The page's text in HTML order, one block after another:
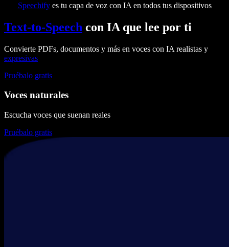
Speechifyes tu capa de voz con IA en todos tus dispositivos
Text-to-Speech con IA que lee por ti
Convierte PDFs, documentos y más en voces con IA realistas y
expresivas
Pruébalo gratis
Voces naturales
Escucha voces que suenan reales
Pruébalo gratis